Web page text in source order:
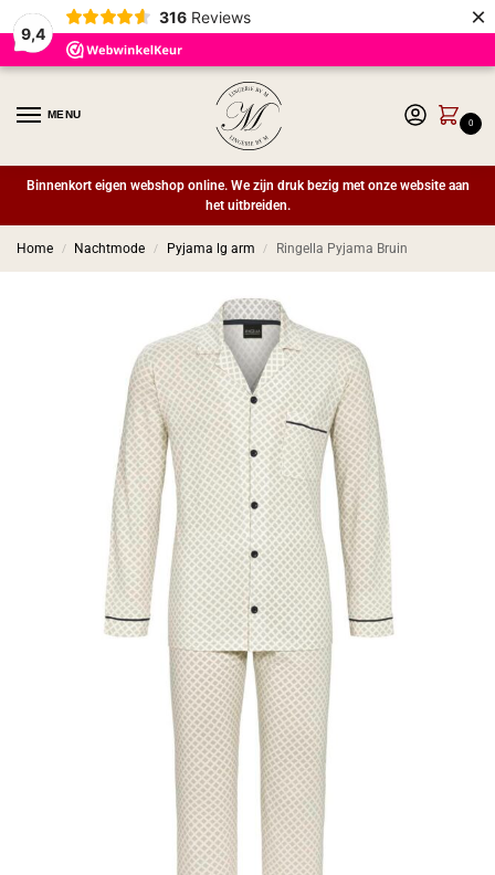
9,4
316 Reviews ×
MENU
0
Binnenkort eigen webshop online. We zijn druk bezig met onze website aan
het uitbreiden.
Home / Nachtmode / Pyjama lg arm / Ringella Pyjama Bruin